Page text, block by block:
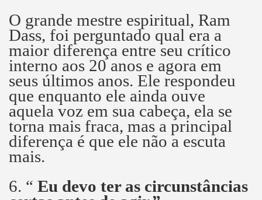
O grande mestre espiritual, Ram
Dass, foi perguntado qual era a
maior diferença entre seu crítico
interno aos 20 anos e agora em
seus últimos anos. Ele respondeu
que enquanto ele ainda ouve
aquela voz em sua cabeça, ela se
torna mais fraca, mas a principal
diferença é que ele não a escuta
mais.
6. “ Eu devo ter as circunstâncias